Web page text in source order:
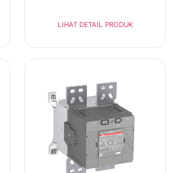
LIHAT DETAIL PRODUK